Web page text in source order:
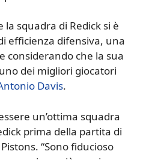
squadra di Redick si è
efficienza difensiva, una
considerando che la sua
dei migliori giocatori
Davis.
un’ottima squadra
prima della partita di
“Sono fiducioso